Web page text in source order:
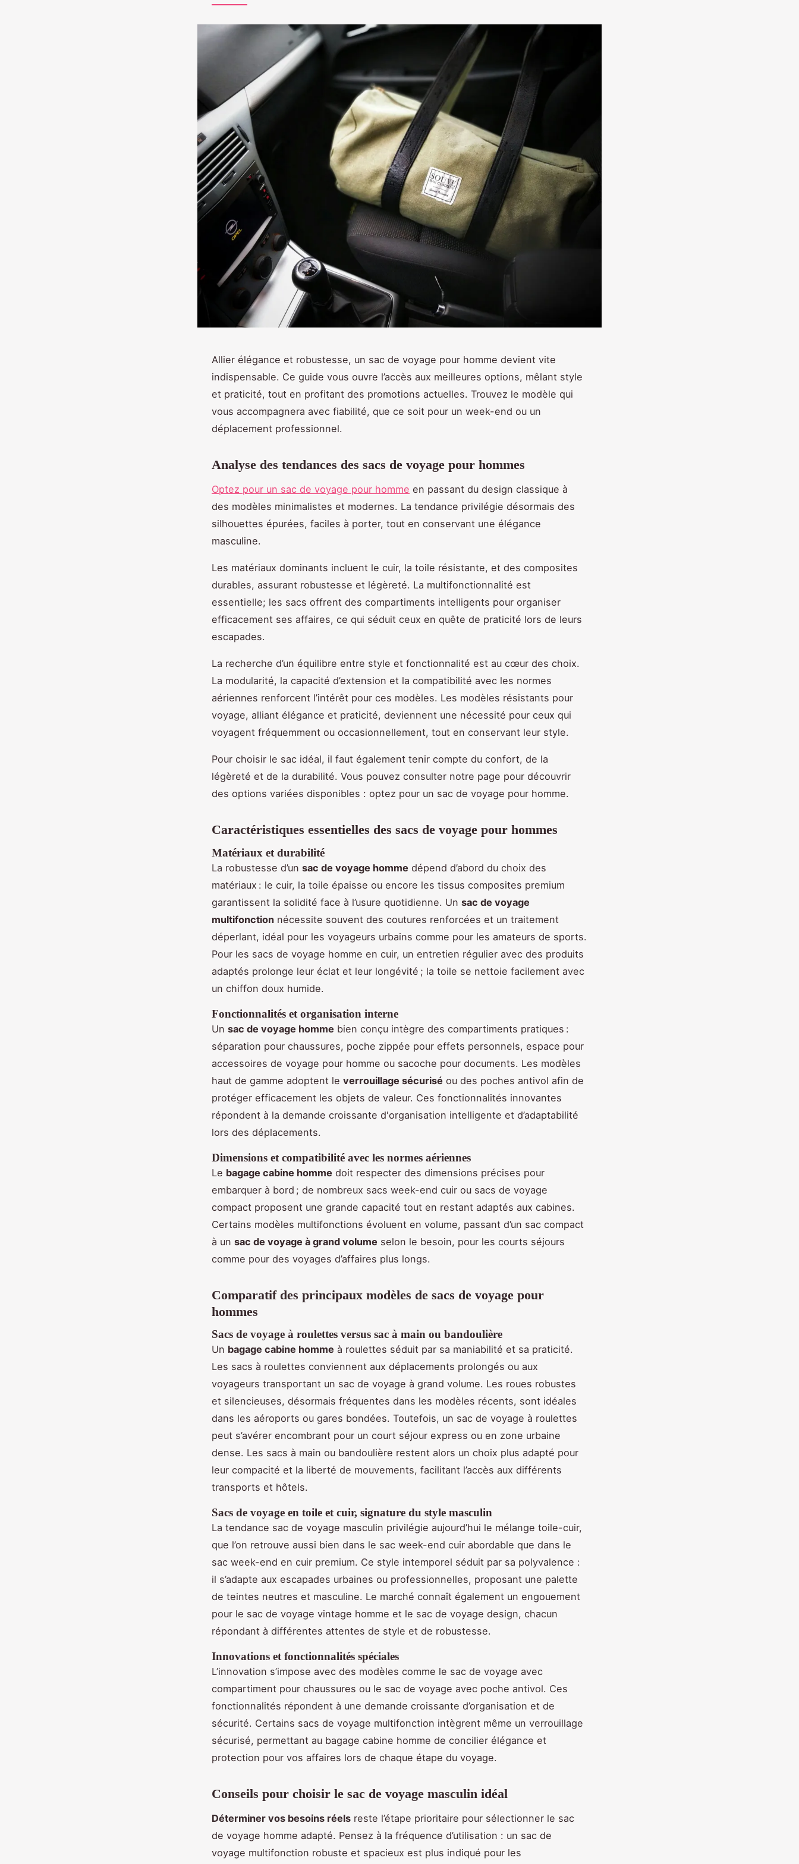
Allier élégance et robustesse, un sac de voyage pour homme devient vite
indispensable. Ce guide vous ouvre l’accès aux meilleures options, mêlant style
et praticité, tout en profitant des promotions actuelles. Trouvez le modèle qui
vous accompagnera avec fiabilité, que ce soit pour un week-end ou un
déplacement professionnel.
Analyse des tendances des sacs de voyage pour hommes
Optez pour un sac de voyage pour homme en passant du design classique à
des modèles minimalistes et modernes. La tendance privilégie désormais des
silhouettes épurées, faciles à porter, tout en conservant une élégance
masculine.
Les matériaux dominants incluent le cuir, la toile résistante, et des composites
durables, assurant robustesse et légèreté. La multifonctionnalité est
essentielle; les sacs offrent des compartiments intelligents pour organiser
efficacement ses affaires, ce qui séduit ceux en quête de praticité lors de leurs
escapades.
La recherche d’un équilibre entre style et fonctionnalité est au cœur des choix.
La modularité, la capacité d’extension et la compatibilité avec les normes
aériennes renforcent l’intérêt pour ces modèles. Les modèles résistants pour
voyage, alliant élégance et praticité, deviennent une nécessité pour ceux qui
voyagent fréquemment ou occasionnellement, tout en conservant leur style.
Pour choisir le sac idéal, il faut également tenir compte du confort, de la
légèreté et de la durabilité. Vous pouvez consulter notre page pour découvrir
des options variées disponibles : optez pour un sac de voyage pour homme.
Caractéristiques essentielles des sacs de voyage pour hommes
Matériaux et durabilité
La robustesse d’un sac de voyage homme dépend d’abord du choix des
matériaux : le cuir, la toile épaisse ou encore les tissus composites premium
garantissent la solidité face à l’usure quotidienne. Un sac de voyage
multifonction nécessite souvent des coutures renforcées et un traitement
déperlant, idéal pour les voyageurs urbains comme pour les amateurs de sports.
Pour les sacs de voyage homme en cuir, un entretien régulier avec des produits
adaptés prolonge leur éclat et leur longévité ; la toile se nettoie facilement avec
un chiffon doux humide.
Fonctionnalités et organisation interne
Un sac de voyage homme bien conçu intègre des compartiments pratiques :
séparation pour chaussures, poche zippée pour effets personnels, espace pour
accessoires de voyage pour homme ou sacoche pour documents. Les modèles
haut de gamme adoptent le verrouillage sécurisé ou des poches antivol afin de
protéger efficacement les objets de valeur. Ces fonctionnalités innovantes
répondent à la demande croissante d'organisation intelligente et d’adaptabilité
lors des déplacements.
Dimensions et compatibilité avec les normes aériennes
Le bagage cabine homme doit respecter des dimensions précises pour
embarquer à bord ; de nombreux sacs week-end cuir ou sacs de voyage
compact proposent une grande capacité tout en restant adaptés aux cabines.
Certains modèles multifonctions évoluent en volume, passant d’un sac compact
à un sac de voyage à grand volume selon le besoin, pour les courts séjours
comme pour des voyages d’affaires plus longs.
Comparatif des principaux modèles de sacs de voyage pour
hommes
Sacs de voyage à roulettes versus sac à main ou bandoulière
Un bagage cabine homme à roulettes séduit par sa maniabilité et sa praticité.
Les sacs à roulettes conviennent aux déplacements prolongés ou aux
voyageurs transportant un sac de voyage à grand volume. Les roues robustes
et silencieuses, désormais fréquentes dans les modèles récents, sont idéales
dans les aéroports ou gares bondées. Toutefois, un sac de voyage à roulettes
peut s’avérer encombrant pour un court séjour express ou en zone urbaine
dense. Les sacs à main ou bandoulière restent alors un choix plus adapté pour
leur compacité et la liberté de mouvements, facilitant l’accès aux différents
transports et hôtels.
Sacs de voyage en toile et cuir, signature du style masculin
La tendance sac de voyage masculin privilégie aujourd’hui le mélange toile-cuir,
que l’on retrouve aussi bien dans le sac week-end cuir abordable que dans le
sac week-end en cuir premium. Ce style intemporel séduit par sa polyvalence :
il s’adapte aux escapades urbaines ou professionnelles, proposant une palette
de teintes neutres et masculine. Le marché connaît également un engouement
pour le sac de voyage vintage homme et le sac de voyage design, chacun
répondant à différentes attentes de style et de robustesse.
Innovations et fonctionnalités spéciales
L’innovation s’impose avec des modèles comme le sac de voyage avec
compartiment pour chaussures ou le sac de voyage avec poche antivol. Ces
fonctionnalités répondent à une demande croissante d’organisation et de
sécurité. Certains sacs de voyage multifonction intègrent même un verrouillage
sécurisé, permettant au bagage cabine homme de concilier élégance et
protection pour vos affaires lors de chaque étape du voyage.
Conseils pour choisir le sac de voyage masculin idéal
Déterminer vos besoins réels reste l’étape prioritaire pour sélectionner le sac
de voyage homme adapté. Pensez à la fréquence d’utilisation : un sac de
voyage multifonction robuste et spacieux est plus indiqué pour les